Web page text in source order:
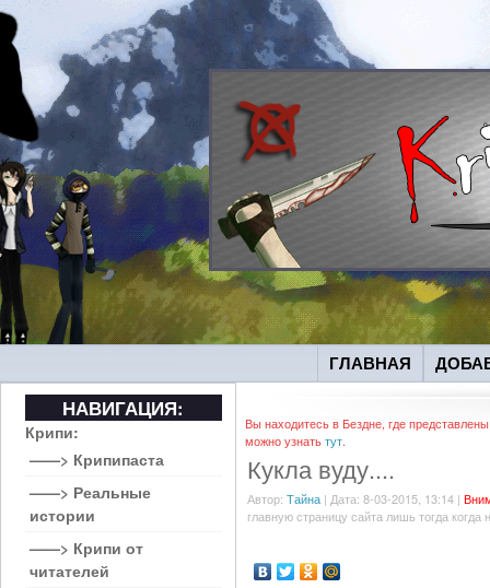
ГЛАВНАЯ
Вы находитесь в Бездне, где
можно узнатьтут.
Кукла вуду....
Автор: Тайна | Дата: 8-03-2015, 13:14 |
главную страницу сайта лишь тогда
НАВИГАЦИЯ:
Крипи:
——> Крипипаста
——> Реальные
истории
——> Крипи от
читателей